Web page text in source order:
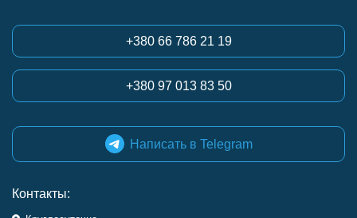
+380 66 786 21 19
+380 97 013 83 50
Написать в Telegram
Контакты: